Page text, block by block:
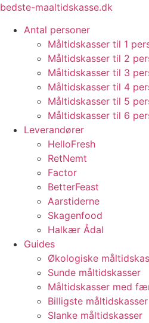
Videre
indhold
bedste-maaltidskasse.dk
Antal personer
Måltidskasser til 1
Måltidskasser til 2
Måltidskasser til 3
Måltidskasser til 4
Måltidskasser til 5
Måltidskasser til 6
Leverandører
HelloFresh
RetNemt
Factor
BetterFeast
Aarstiderne
Skagenfood
Halkær Ådal
Guides
Økologiske
Sunde måltidskasser
Måltidskasser med
Billigste måltidskasser
Slanke måltidskasser